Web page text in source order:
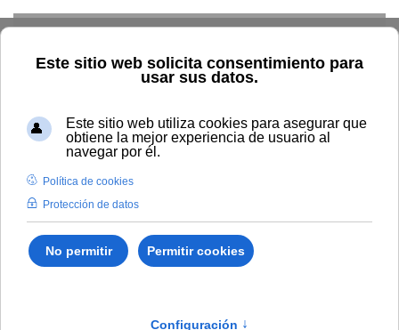
Inicio Innovación
Conocimiento abierto y difusión
Recursos Educativos en abierto
del seminario virtual "Usabilidad y accesibilidad en la enseñanza
online: plataformas y recursos de aprendizaje fáciles de usar y
para todos" (#webinarsUNIA)
http://hdl.handle.net/10334/4106